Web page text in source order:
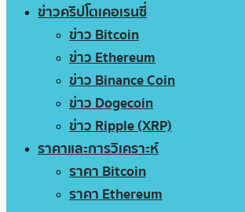
ข่าวคริปโตเคอเรนซี่
ข่าว Bitcoin
ข่าว Ethereum
ข่าว Binance Coin
ข่าว Dogecoin
ข่าว Ripple (XRP)
ราคาและการวิเคราะห์
ราคา Bitcoin
ราคา Ethereum